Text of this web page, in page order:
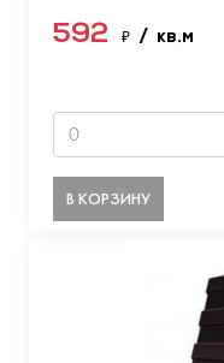
592 ₽ / кв.м
В КОРЗИНУ